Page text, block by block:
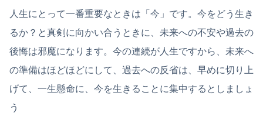
人生にとって一番重要なときは「今」です。今をどう生き
るか？と真剣に向かい合うときに、未来への不安や過去の
後悔は邪魔になります。今の連続が人生ですから、未来へ
の準備はほどほどにして、過去への反省は、早めに切り上
げて、一生懸命に、今を生きることに集中するとしましょ
う